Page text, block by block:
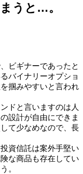
うと…。
ビギナーであったと
バイナリーオプショ
掴みやすいと言われ
ドと言いますのは人
設計が自由にできま
て少なめなので、長
資信託は案外手堅い
な商品も存在してい
。